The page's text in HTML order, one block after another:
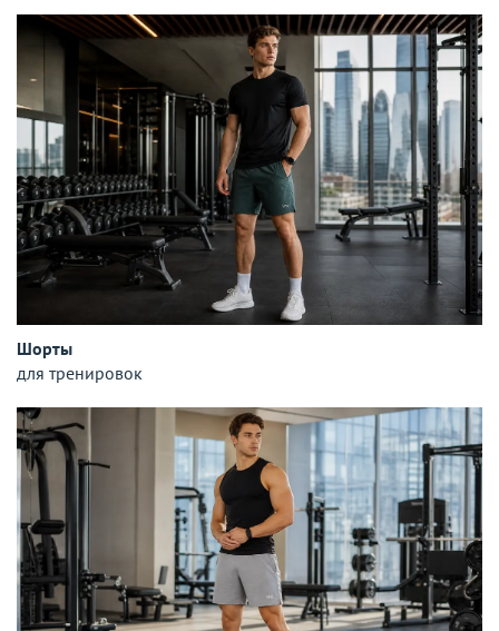
Шорты
для тренировок